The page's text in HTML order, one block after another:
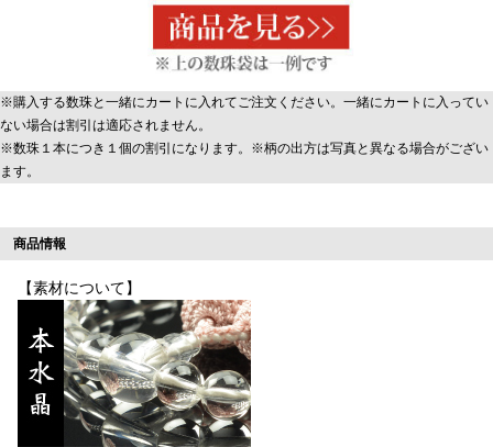
※購入する数珠と一緒にカートに入れてご注文ください。一緒にカートに入ってい
ない場合は割引は適応されません。
※数珠１本につき１個の割引になります。※柄の出方は写真と異なる場合がござい
ます。
商品情報
【素材について】